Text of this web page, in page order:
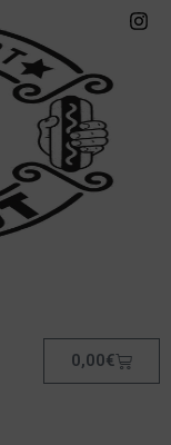
0,00€